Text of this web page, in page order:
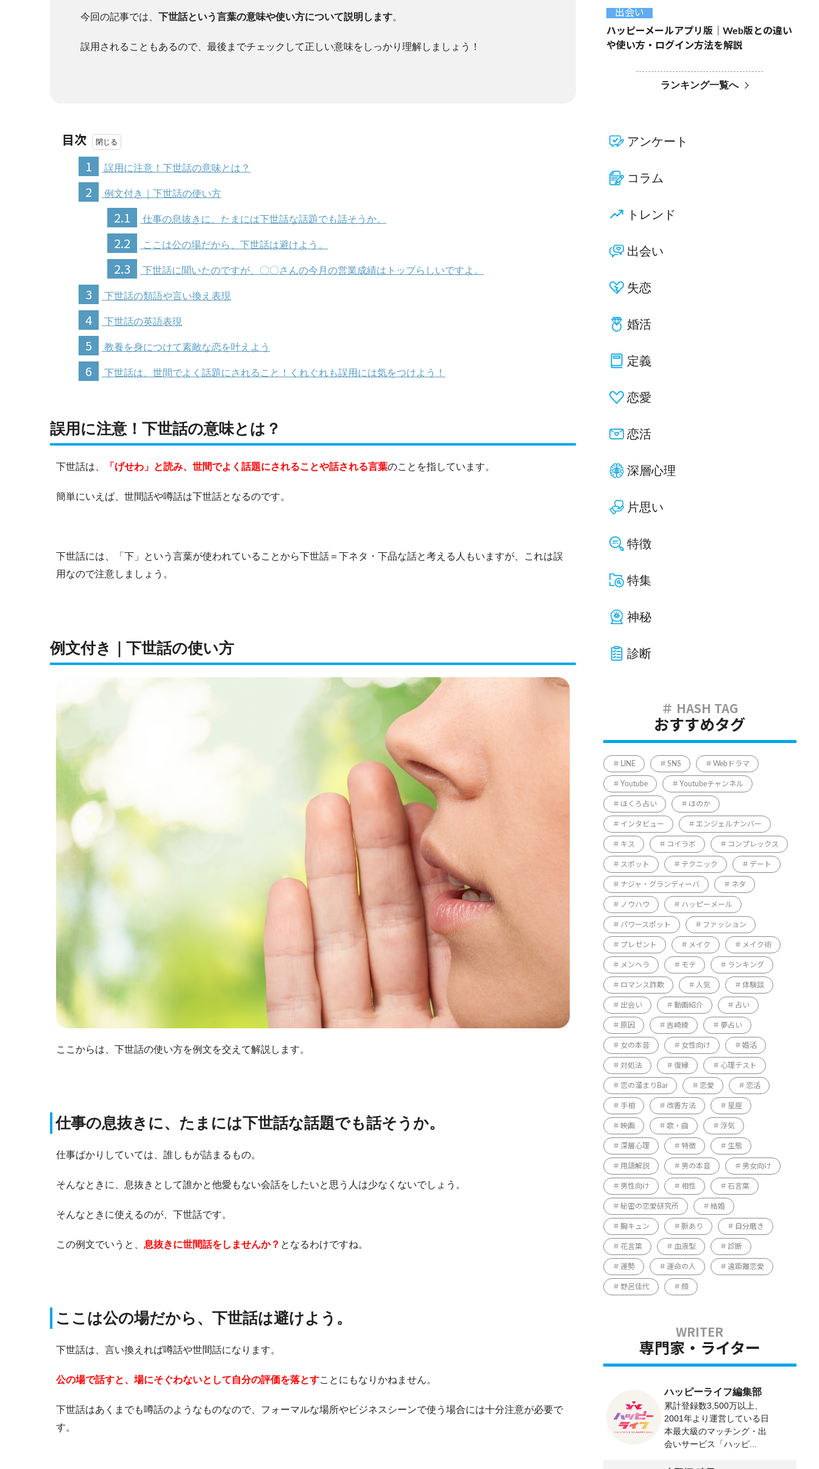
今回の記事では、 下世話という言葉の意味や使い方について説明します。
誤用されることもあるので、最後までチェックして正しい意味をしっかり理解しましょう！
目次
1
誤用に注意！下世話の意味とは？
2 例文付き｜下世話の使い方
2.1 仕事の息抜きに、たまには下世話な話題でも話そうか。
2.2 ここは公の場だから、下世話は避けよう。
2.3 下世話に聞いたのですが、〇〇さんの今月の営業成績はトップらしいですよ。
3 下世話の類語や言い換え表現
4 下世話の英語表現
5 教養を身につけて素敵な恋を叶えよう
6 下世話は、世間でよく話題にされること！くれぐれも誤用には気をつけよう！
誤用に注意！下世話の意味とは？
下世話は、 「げせわ」と読み、世間でよく話題にされることや話される言葉のことを指しています。
簡単にいえば、世間話や噂話は下世話となるのです。
下世話には、「下」という言葉が使われていることから下世話＝下ネタ・下品な話と考える人もいますが、これは誤
用なので注意しましょう。
例文付き｜下世話の使い方
ここからは、下世話の使い方を例文を交えて解説します。
仕事の息抜きに、たまには下世話な話題でも話そうか。
仕事ばかりしていては、誰しもが詰まるもの。
そんなときに、息抜きとして誰かと他愛もない会話をしたいと思う人は少なくないでしょう。
そんなときに使えるのが、下世話です。
この例文でいうと、 息抜きに世間話をしませんか？ となるわけですね。
ここは公の場だから、下世話は避けよう。
下世話は、言い換えれば噂話や世間話になります。
公の場で話すと、場にそぐわないとして自分の評価を落とすことにもなりかねません。
下世話はあくまでも噂話のようなものなので、フォーマルな場所やビジネスシーンで使う場合には十分注意が必要で
す。
出会い
ハッピーメールアプリ版｜Web版との違い
や使い方・ログイン方法を解説
ランキング一覧へ
アンケート
コラム
トレンド
出会い
失恋
婚活
定義
恋愛
恋活
深層心理
片思い
特徴
特集
神秘
診断
おすすめタグ
LINE SNS Webドラマ
Youtube Youtubeチャンネル
ほくろ占い ほのか
インタビュー エンジェルナンバー
キス コイラボ コンプレックス
スポット テクニック デート
ナジャ・グランディーバ ネタ
ノウハウ ハッピーメール
パワースポット ファッション
プレゼント メイク メイク術
メンヘラ モテ ランキング
ロマンス詐欺 人気 体験談
出会い 動画紹介 占い
原因 吉崎綾 夢占い
女の本音 女性向け 婚活
対処法 復縁 心理テスト
恋の溜まりBar 恋愛 恋活
手相 改善方法 星座
映画 歌・曲 浮気
深層心理 特徴 生態
用語解説 男の本音 男女向け
男性向け 相性 石言葉
秘密の恋愛研究所 結婚
胸キュン 脈あり 自分磨き
花言葉 血液型 診断
運勢 運命の人 遠距離恋愛
野呂佳代 顔
専門家・ライター
ハッピーライフ編集部
累計登録数3,500万以上、
2001年より運営している日
本最大級のマッチング・出
会いサービス「ハッピ...